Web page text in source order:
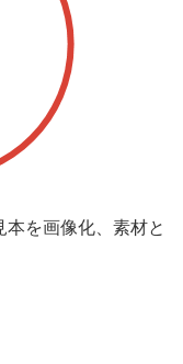
を画像化、素材と